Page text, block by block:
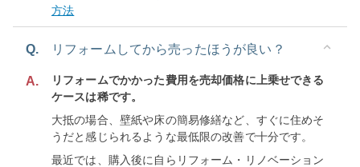
方法
Q. リフォームしてから売ったほうが良い？
A.
リフォームでかかった費用を売却価格に上乗せできる
ケースは稀です。
大抵の場合、壁紙や床の簡易修繕など、すぐに住めそ
うだと感じられるような最低限の改善で十分です。
最近では、購入後に自らリフォーム・リノベーション